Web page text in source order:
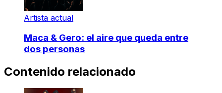
Artista actual
Maca & Gero: el aire que queda entre
dos personas
Contenido relacionado